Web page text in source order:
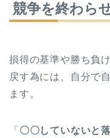
競争を終わら
損得の基準や勝ち負
戻す為には、自分で
ます。
「 〇〇していないと